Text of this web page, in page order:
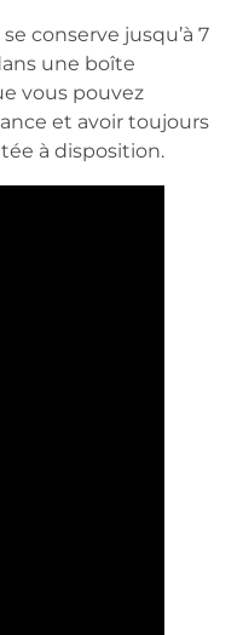
conserve jusqu’à 7
une boîte
vous pouvez
et avoir toujours
à disposition.